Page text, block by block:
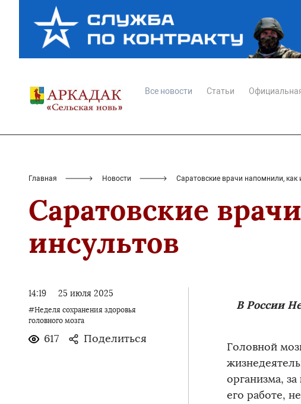
Все новости Статьи
Главная Новости Саратовские врачи напомнили, как
Саратовские
инсультов
14:19 25 июля 2025
#Неделя сохранения здоровья
головного мозга
617 Поделиться
В России
Головной
организма,
его работе,